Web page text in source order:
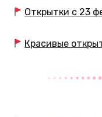
Открытки с 23
Красивые